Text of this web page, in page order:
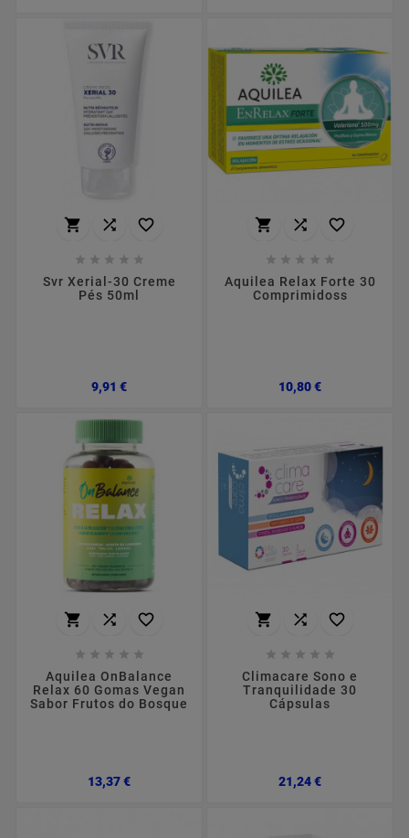
  
    
Svr Xerial-30 Creme
Pés 50ml
9,91 €Preço
  
    
Aquilea Relax Forte 30
Comprimidoss
10,80 €Preço
  
    
Aquilea OnBalance
Relax 60 Gomas Vegan
Sabor Frutos do Bosque
13,37 €Preço
  
    
Climacare Sono e
Tranquilidade 30
Cápsulas
21,24 €Preço